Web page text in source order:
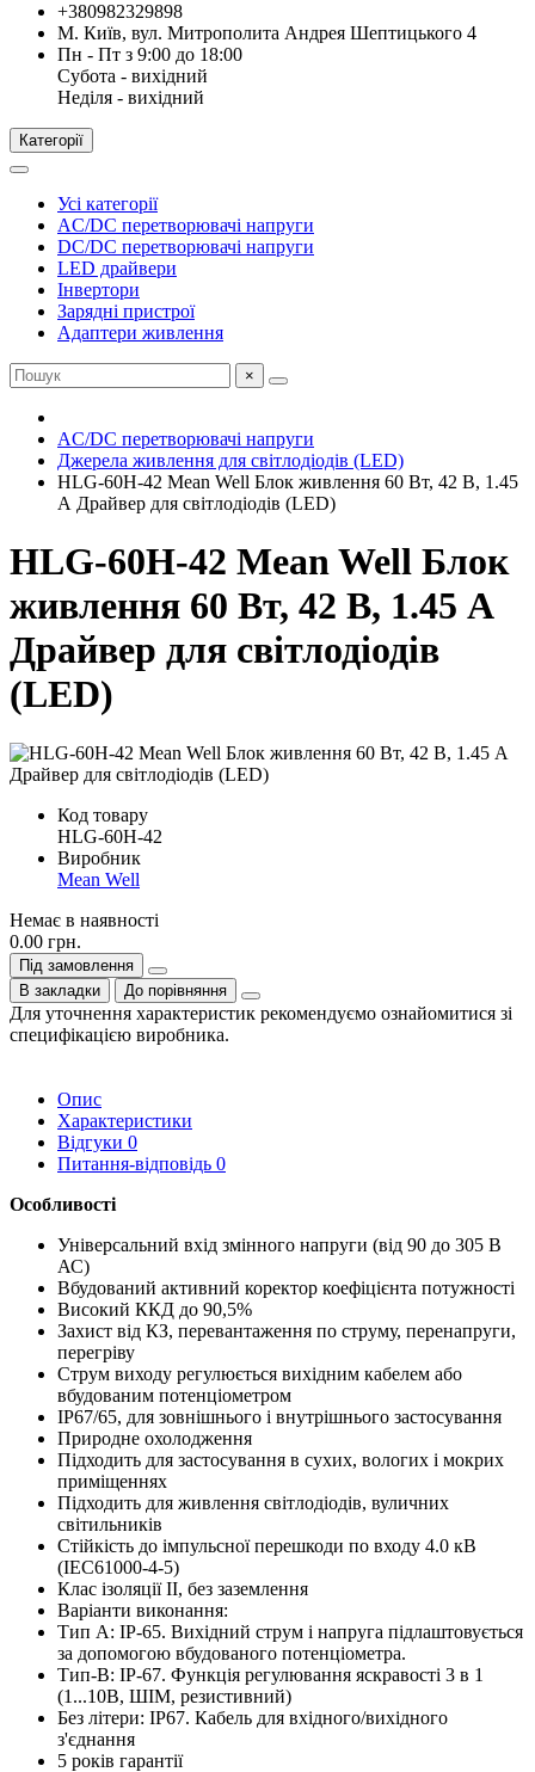
+380982329898
М. Київ, вул. Митрополита Андрея Шептицького 4
Пн - Пт з 9:00 до 18:00
Субота - вихідний
Неділя - вихідний
Категорії
Усі категорії
AC/DC перетворювачі напруги
DC/DC перетворювачі напруги
LED драйвери
Інвертори
Зарядні пристрої
Адаптери живлення
×
AC/DC перетворювачі напруги
Джерела живлення для світлодіодів (LED)
HLG-60H-42 Mean Well Блок живлення 60 Вт, 42 В, 1.45
А Драйвер для світлодіодів (LED)
HLG-60H-42 Mean Well Блок
живлення 60 Вт, 42 В, 1.45 А
Драйвер для світлодіодів
(LED)
Код товару
HLG-60H-42
Виробник
Mean Well
Немає в наявності
0.00 грн.
Під замовлення
В закладки
До порівняння
Для уточнення характеристик рекомендуємо ознайомитися зі
специфікацією виробника.
Опис
Характеристики
Відгуки 0
Питання-відповідь 0
Особливості
Універсальний вхід змінного напруги (від 90 до 305 В
АС)
Вбудований активний коректор коефіцієнта потужності
Високий ККД до 90,5%
Захист від КЗ, перевантаження по струму, перенапруги,
перегріву
Струм виходу регулюється вихідним кабелем або
вбудованим потенціометром
IP67/65, для зовнішнього і внутрішнього застосування
Природне охолодження
Підходить для застосування в сухих, вологих і мокрих
приміщеннях
Підходить для живлення світлодіодів, вуличних
світильників
Стійкість до імпульсної перешкоди по входу 4.0 кВ
(IEC61000-4-5)
Клас ізоляції II, без заземлення
Варіанти виконання:
Тип А: IP-65. Вихідний струм і напруга підлаштовується
за допомогою вбудованого потенціометра.
Тип-B: IP-67. Функція регулювання яскравості 3 в 1
(1...10В, ШІМ, резистивний)
Без літери: IP67. Кабель для вхідного/вихідного
з'єднання
5 років гарантії